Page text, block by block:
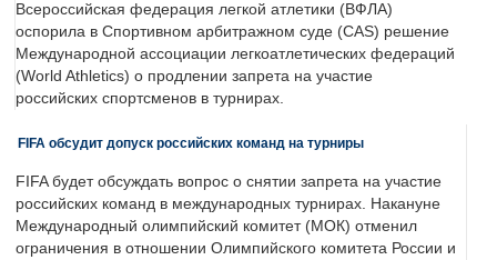
Всероссийская федерация легкой атлетики (ВФЛА)
оспорила в Спортивном арбитражном суде (CAS) решение
Международной ассоциации легкоатлетических федераций
(World Athletics) о продлении запрета на участие
российских спортсменов в турнирах.
FIFA обсудит допуск российских команд на турниры
FIFA будет обсуждать вопрос о снятии запрета на участие
российских команд в международных турнирах. Накануне
Международный олимпийский комитет (МОК) отменил
ограничения в отношении Олимпийского комитета России и